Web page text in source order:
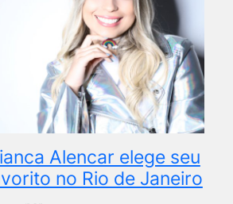
Alencar elege seu
no Rio de Janeiro